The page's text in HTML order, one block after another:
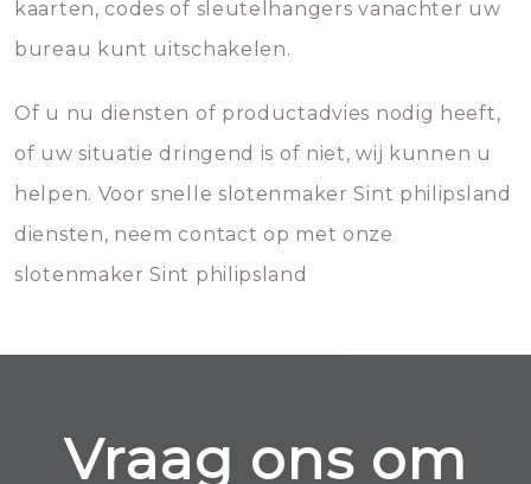
kaarten, codes of sleutelhangers vanachter uw
bureau kunt uitschakelen.
Of u nu diensten of productadvies nodig heeft,
of uw situatie dringend is of niet, wij kunnen u
helpen. Voor snelle slotenmaker Sint philipsland
diensten, neem contact op met onze
slotenmaker Sint philipsland
Vraag ons om